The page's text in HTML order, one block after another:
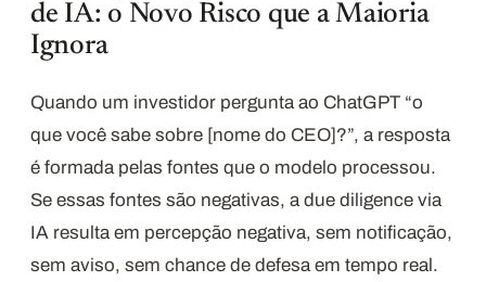
de IA: o Novo Risco que a Maioria
Ignora
Quando um investidor pergunta ao ChatGPT “o
que você sabe sobre [nome do CEO]?”, a resposta
é formada pelas fontes que o modelo processou.
Se essas fontes são negativas, a due diligence via
IA resulta em percepção negativa, sem notificação,
sem aviso, sem chance de defesa em tempo real.